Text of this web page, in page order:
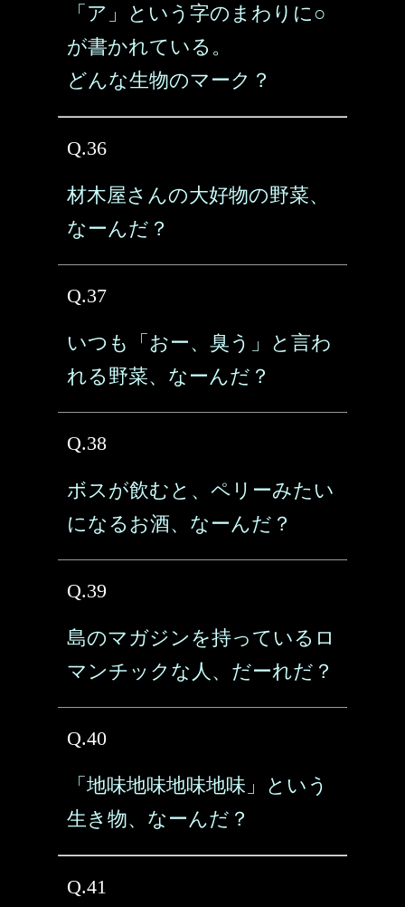
「ア」という字のまわりに○
が書かれている。
どんな生物のマーク？
Q.36
材木屋さんの大好物の野菜、
なーんだ？
Q.37
いつも「おー、臭う」と言わ
れる野菜、なーんだ？
Q.38
ボスが飲むと、ペリーみたい
になるお酒、なーんだ？
Q.39
島のマガジンを持っているロ
マンチックな人、だーれだ？
Q.40
「地味地味地味地味」という
生き物、なーんだ？
Q.41